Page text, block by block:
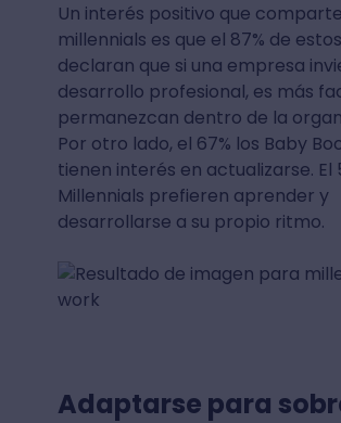
Un interés positivo que
millennials es que el 87% de
declaran que si una empresa
desarrollo profesional, es más
permanezcan dentro de la
Por otro lado, el 67% los Baby
tienen interés en actualizarse. El
Millennials prefieren aprender y
desarrollarse a su propio ritmo.
Adaptarse para